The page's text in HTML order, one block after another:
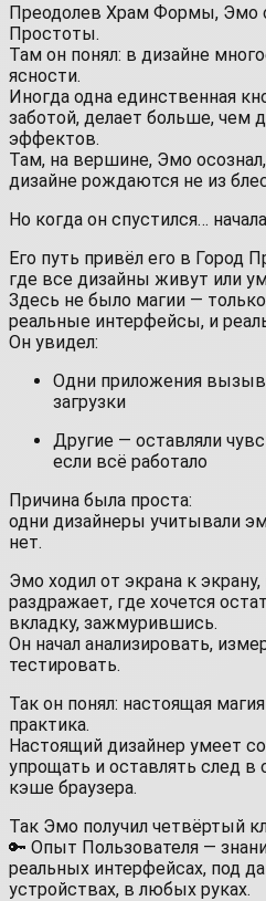
Преодолев Храм Формы, Эмо
Простоты.
Там он понял: в дизайне
ясности.
Иногда одна единственная
заботой, делает больше, чем
эффектов.
Там, на вершине, Эмо
дизайне рождаются не из
Но когда он спустился…
Его путь привёл его в
где все дизайны живут или
Здесь не было магии —
реальные интерфейсы, и
Он увидел:
Одни приложения
загрузки
Другие — оставляли
если всё работало
Причина была проста:
одни дизайнеры учитывали
нет.
Эмо ходил от экрана к экрану,
раздражает, где хочется
вкладку, зажмурившись.
Он начал анализировать,
тестировать.
Так он понял: настоящая
практика.
Настоящий дизайнер умеет
упрощать и оставлять след в
кэше браузера.
Так Эмо получил четвёртый
🔑 Опыт Пользователя —
реальных интерфейсах, под
устройствах, в любых руках.